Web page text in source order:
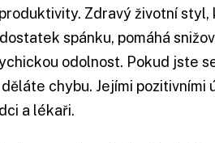
Zdravý životní styl,
spánku, pomáhá
odolnost. Pokud jste
chybu. Jejími pozitivními
a lékaři.